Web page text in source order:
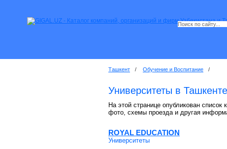
Ташкент / Обучение и Воспитание /
Университеты в Ташкенте
На этой странице опубликован
фото, схемы проезда и другая
ROYAL EDUCATION
Университеты